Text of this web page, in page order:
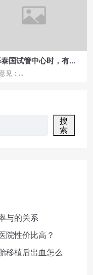
国试管中心时，有哪
的费用值得关注？
见：...
搜
索
与的关系
院性价比高？
移植后出血怎么